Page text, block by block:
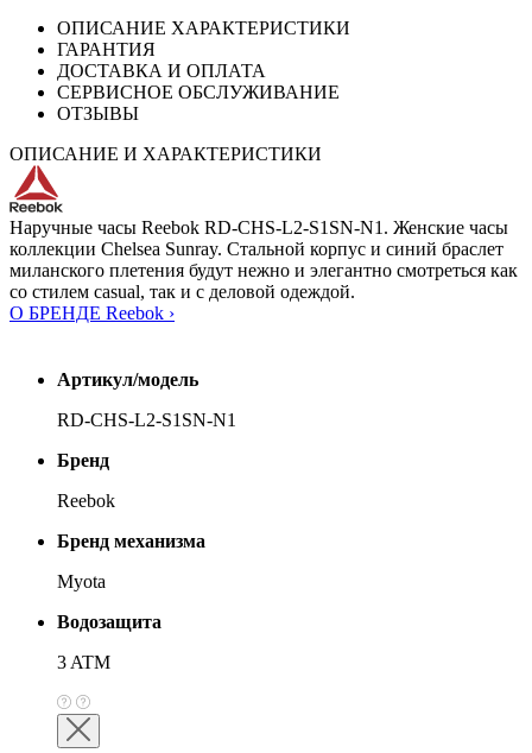
ОПИСАНИЕ ХАРАКТЕРИСТИКИ
ГАРАНТИЯ
ДОСТАВКА И ОПЛАТА
СЕРВИСНОЕ ОБСЛУЖИВАНИЕ
ОТЗЫВЫ
ОПИСАНИЕ И ХАРАКТЕРИСТИКИ
Наручные часы Reebok RD-CHS-L2-S1SN-N1. Женские часы
коллекции Chelsea Sunray. Стальной корпус и синий браслет
миланского плетения будут нежно и элегантно смотреться как
со стилем casual, так и с деловой одеждой.
О БРЕНДЕ Reebok ›
Артикул/модель
RD-CHS-L2-S1SN-N1
Бренд
Reebok
Бренд механизма
Myota
Водозащита
3 ATM